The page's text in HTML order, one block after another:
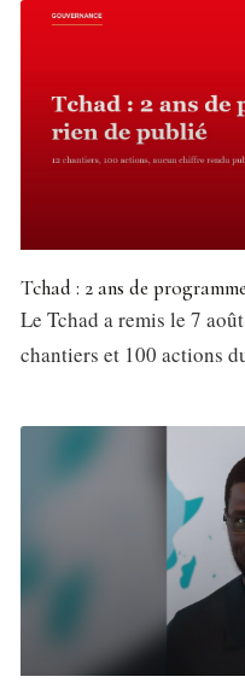
Tchad : 2 ans de
Le Tchad a remis le 7
chantiers et 100 actions